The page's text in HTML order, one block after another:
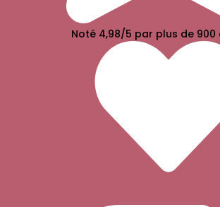
Noté 4,98/5 par plus de 900